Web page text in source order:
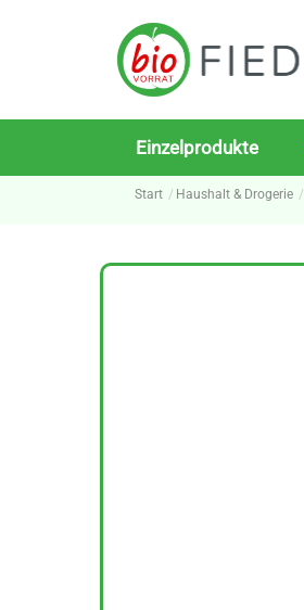
Einzelprodukte
Start Haushalt & Drogerie